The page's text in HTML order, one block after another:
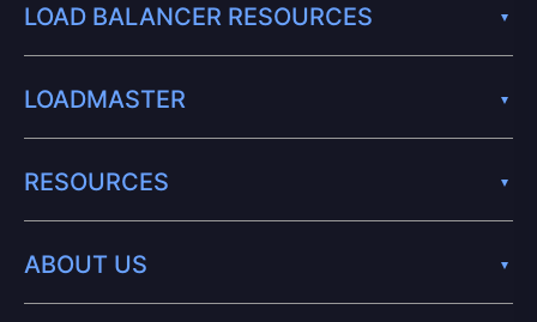
LOAD BALANCER RESOURCES
LOADMASTER
RESOURCES
ABOUT US